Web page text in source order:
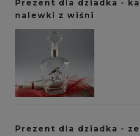
Prezent dla dziadka -
nalewki z wiśni
Prezent dla dziadka -